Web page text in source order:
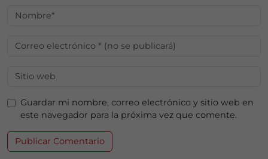
Guardar mi nombre, correo electrónico y sitio web en
este navegador para la próxima vez que comente.